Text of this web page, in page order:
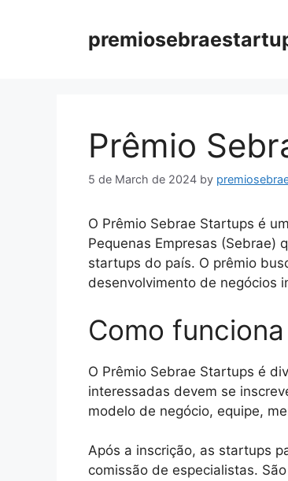
Prêmio
5 de March de 2024 by
O Prêmio Sebrae Startups é
Pequenas Empresas (Sebrae)
startups do país. O prêmio
desenvolvimento de negócios
Como
O Prêmio Sebrae Startups é
interessadas devem se
modelo de negócio, equipe,
Após a inscrição, as startups
comissão de especialistas.